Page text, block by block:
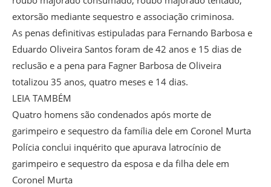
extorsão mediante sequestro e associação criminosa.
As penas definitivas estipuladas para Fernando Barbosa e
Eduardo Oliveira Santos foram de 42 anos e 15 dias de
reclusão e a pena para Fagner Barbosa de Oliveira
totalizou 35 anos, quatro meses e 14 dias.
LEIA TAMBÉM
Quatro homens são condenados após morte de
garimpeiro e sequestro da família dele em Coronel Murta
Polícia conclui inquérito que apurava latrocínio de
garimpeiro e sequestro da esposa e da filha dele em
Coronel Murta